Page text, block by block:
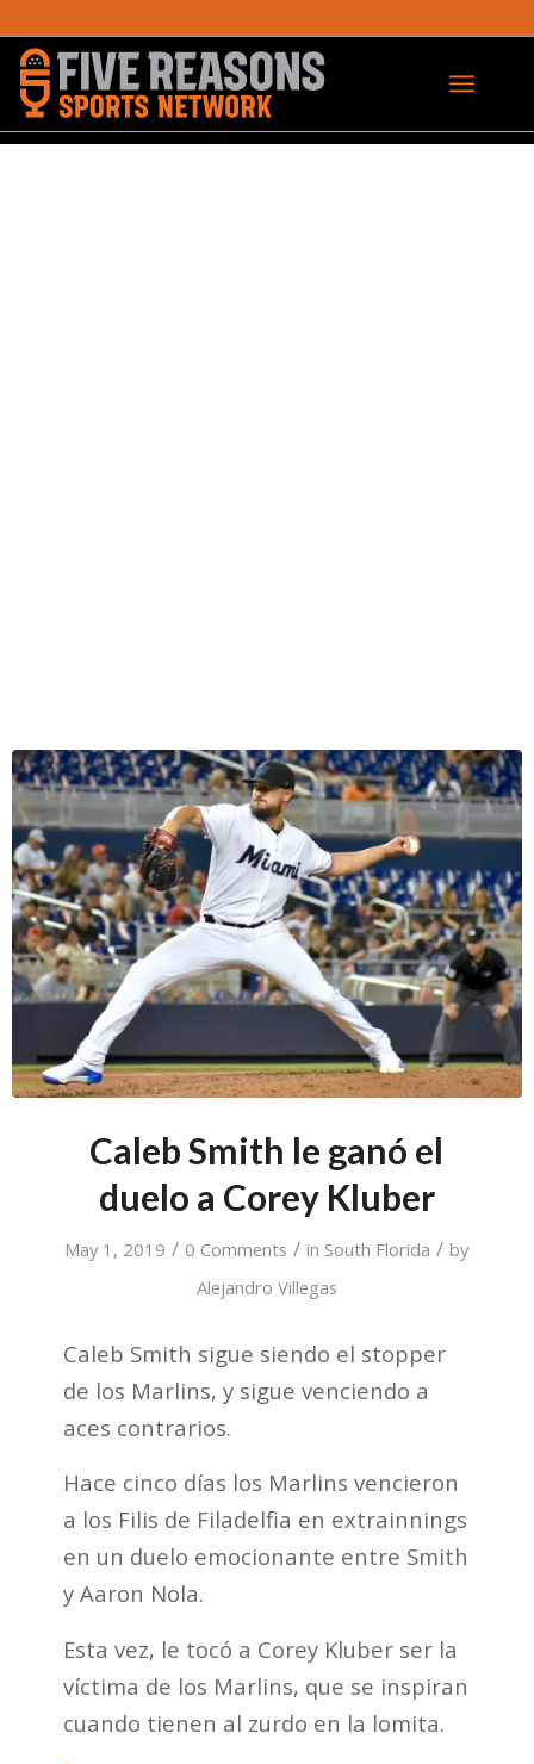
Caleb Smith le ganó el
duelo a Corey Kluber
May 1, 2019 / 0 Comments / in South Florida / by
Alejandro Villegas
Caleb Smith sigue siendo el stopper
de los Marlins, y sigue venciendo a
aces contrarios.
Hace cinco días los Marlins vencieron
a los Filis de Filadelfia en extrainnings
en un duelo emocionante entre Smith
y Aaron Nola.
Esta vez, le tocó a Corey Kluber ser la
víctima de los Marlins, que se inspiran
cuando tienen al zurdo en la lomita.